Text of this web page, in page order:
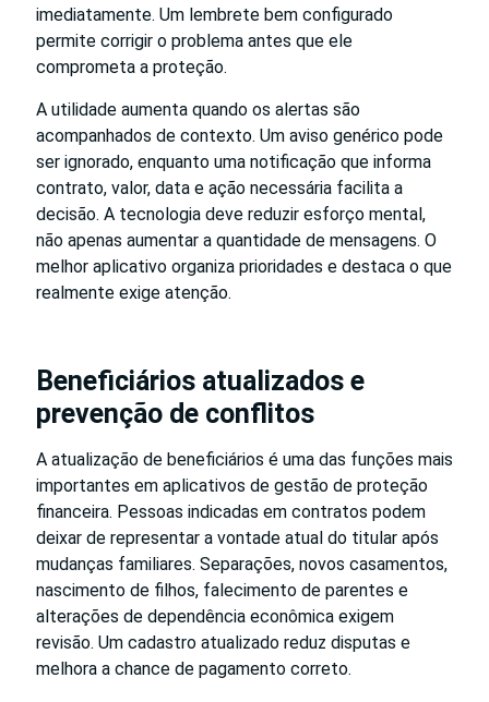
imediatamente. Um lembrete bem configurado
permite corrigir o problema antes que ele
comprometa a proteção.
A utilidade aumenta quando os alertas são
acompanhados de contexto. Um aviso genérico pode
ser ignorado, enquanto uma notificação que informa
contrato, valor, data e ação necessária facilita a
decisão. A tecnologia deve reduzir esforço mental,
não apenas aumentar a quantidade de mensagens. O
melhor aplicativo organiza prioridades e destaca o que
realmente exige atenção.
Beneficiários atualizados e
prevenção de conflitos
A atualização de beneficiários é uma das funções mais
importantes em aplicativos de gestão de proteção
financeira. Pessoas indicadas em contratos podem
deixar de representar a vontade atual do titular após
mudanças familiares. Separações, novos casamentos,
nascimento de filhos, falecimento de parentes e
alterações de dependência econômica exigem
revisão. Um cadastro atualizado reduz disputas e
melhora a chance de pagamento correto.